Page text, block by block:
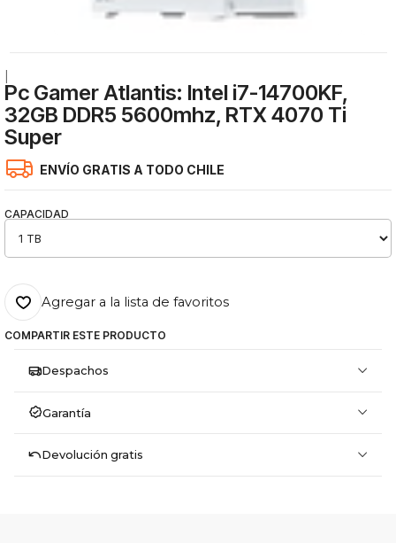
Pc Gamer Atlantis: Intel i7-14700KF,
32GB DDR5 5600mhz, RTX 4070 Ti
Super
ENVÍO GRATIS A TODO CHILE
CAPACIDAD
Agregar a la lista de favoritos
COMPARTIR ESTE PRODUCTO
Despachos
Garantía
Devolución gratis